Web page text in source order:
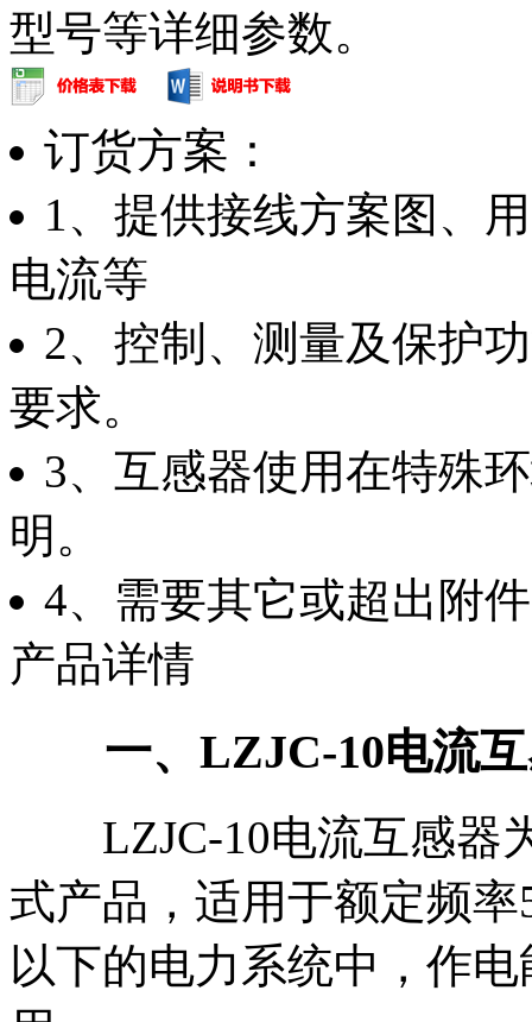
型号等详细参数。
订货方案：
1、提供接线方案图、
电流等
2、控制、测量及保护
要求。
3、互感器使用在特殊
明。
4、需要其它或超出附
产品详情
一、LZJC-10电流互
LZJC-10电流互感器
式产品，适用于额定频
以下的电力系统中，作